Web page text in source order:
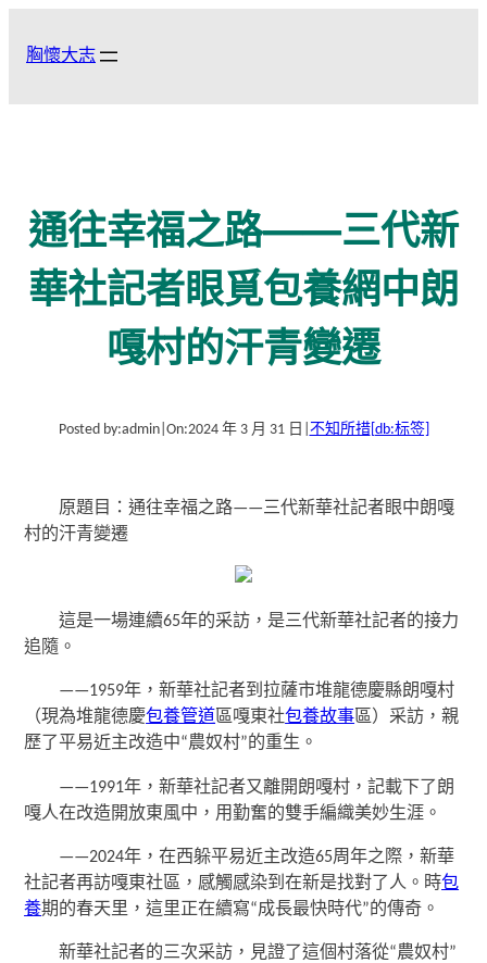
胸懷大志
通往幸福之路——三代新
華社記者眼覓包養網中朗
嘎村的汗青變遷
Posted by:admin| On:2024 年 3 月 31 日 不知所措[db:标签]
原題目：通往幸福之路——三代新華社記者眼中朗嘎
村的汗青變遷
這是一場連續65年的采訪，是三代新華社記者的接力
追隨。
——1959年，新華社記者到拉薩市堆龍德慶縣朗嘎村
（現為堆龍德慶包養管道區嘎東社包養故事區）采訪，親
歷了平易近主改造中“農奴村”的重生。
——1991年，新華社記者又離開朗嘎村，記載下了朗
嘎人在改造開放東風中，用勤奮的雙手編織美妙生涯。
——2024年，在西躲平易近主改造65周年之際，新華
社記者再訪嘎東社區，感觸感染到在新是找對了人。時包
養期的春天里，這里正在續寫“成長最快時代”的傳奇。
新華社記者的三次采訪，見證了這個村落從“農奴村”